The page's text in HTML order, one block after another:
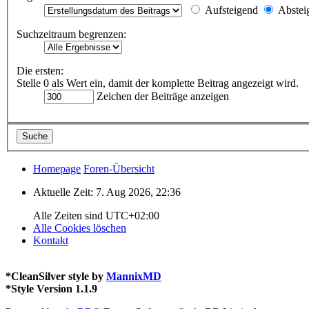
Aufsteigend
Suchzeitraum begrenzen:
Die ersten:
Stelle 0 als Wert ein, damit der komplette Beitrag angezeigt wird.
Zeichen der Beiträge anzeigen
Homepage Foren-Übersicht
Aktuelle Zeit: 7. Aug 2026, 22:36
Alle Zeiten sind UTC+02:00
Alle Cookies löschen
Kontakt
*CleanSilver style by MannixMD
*Style Version 1.1.9